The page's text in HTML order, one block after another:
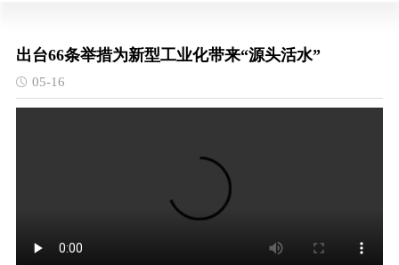
出台66条举措为新型工业化带来“源头活水”
05-16